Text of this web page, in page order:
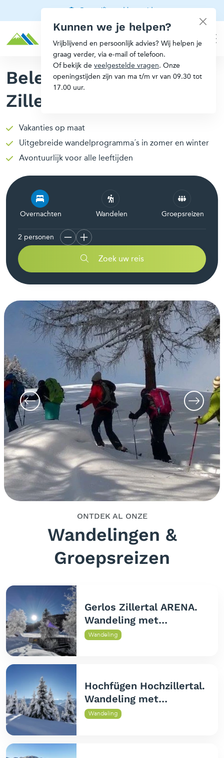
Kunnen we je helpen?
Vrijblijvend en persoonlijk advies? Wij helpen je
graag verder, via e-mail of telefoon.
Of bekijk de veelgestelde vragen. Onze
openingstijden zijn van ma t/m vr van 09.30 tot
17.00 uur.
Gecertificeerd berggids
Beleef jouw eigen
Zillertal avontuur
Vakanties op maat
Uitgebreide wandelprogramma´s in zomer en winter
Avontuurlijk voor alle leeftijden
Overnachten Wandelen Groepsreizen
2 personen
Zoek uw reis
ONTDEK AL ONZE
Wandelingen &
Groepsreizen
Gerlos Zillertal ARENA.
Wandeling met
sneeuwschoenen
Wandeling
Hochfügen Hochzillertal.
Wandeling met
sneeuwschoenen
Wandeling